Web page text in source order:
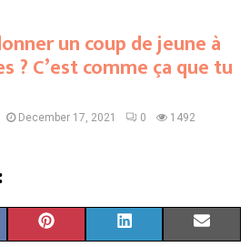
un coup de jeune à
? C’est comme ça que tu
December 17, 2021 0 1492